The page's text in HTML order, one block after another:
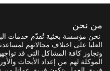
من نحن
نحن مؤسسة بحثية تُقدّم خدمات
العليا على اختلاف مجالاتهم
وتجاوز كافة المشاكل التي قد
الموكلة لهم من إعداد الأبحاث